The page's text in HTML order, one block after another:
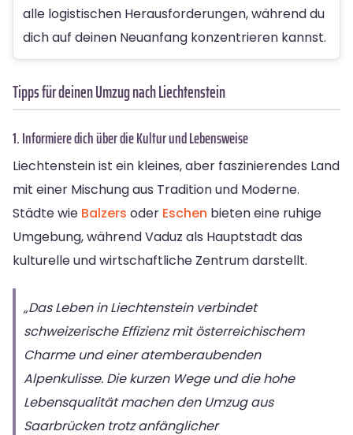
alle logistischen Herausforderungen, während du
dich auf deinen Neuanfang konzentrieren kannst.
Tipps für deinen Umzug nach Liechtenstein
1. Informiere dich über die Kultur und Lebensweise
Liechtenstein ist ein kleines, aber faszinierendes Land
mit einer Mischung aus Tradition und Moderne.
Städte wie Balzers oder Eschen bieten eine ruhige
Umgebung, während Vaduz als Hauptstadt das
kulturelle und wirtschaftliche Zentrum darstellt.
„Das Leben in Liechtenstein verbindet
schweizerische Effizienz mit österreichischem
Charme und einer atemberaubenden
Alpenkulisse. Die kurzen Wege und die hohe
Lebensqualität machen den Umzug aus
Saarbrücken trotz anfänglicher